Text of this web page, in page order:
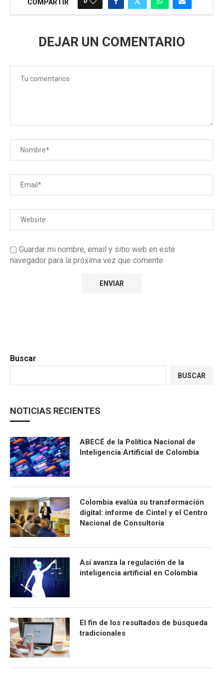
COMPARTIR
DEJAR UN COMENTARIO
Guardar mi nombre, email y sitio web en este
navegador para la próxima vez que comente
Buscar
BUSCAR
NOTICIAS RECIENTES
ABECÉ de la Política Nacional de
Inteligencia Artificial de Colombia
Colombia evalúa su transformación
digital: informe de Cintel y el Centro
Nacional de Consultoría
Así avanza la regulación de la
inteligencia artificial en Colombia
El fin de los resultados de búsqueda
tradicionales